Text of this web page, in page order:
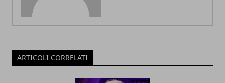
ARTICOLI CORRELATI